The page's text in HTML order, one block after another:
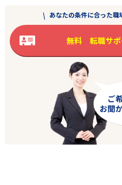
あなたの条件に合った職
無料 転職サポ